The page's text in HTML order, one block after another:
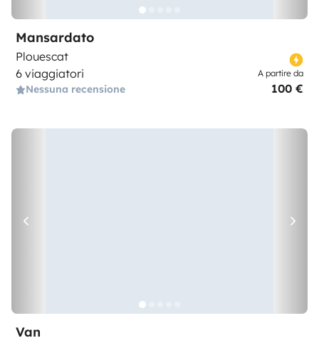
Mansardato
Plouescat
6 viaggiatori
Nessuna recensione
A partire da
100 €
Van